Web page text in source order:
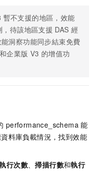
暫不支援的地區，效能
待該地區支援 DAS 經
洞察功能同步結束免費
企業版 V3 的增值功
performance_schema 能
料庫負載情況，找到效能
行次數、掃描行數和執行